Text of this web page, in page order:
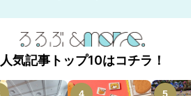
人気記事トップ10はコチラ！